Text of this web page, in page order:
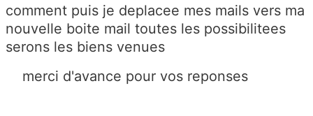
comment puis je deplacee mes mails vers ma
nouvelle boite mail toutes les possibilitees
serons les biens venues
merci d'avance pour vos reponses